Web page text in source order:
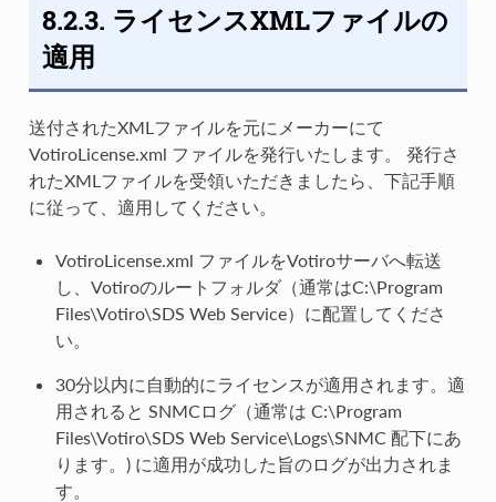
8.2.3. ライセンスXMLファイルの
適用
送付されたXMLファイルを元にメーカーにて
VotiroLicense.xml ファイルを発行いたします。 発行さ
れたXMLファイルを受領いただきましたら、下記手順
に従って、適用してください。
VotiroLicense.xml ファイルをVotiroサーバへ転送
し、Votiroのルートフォルダ（通常はC:\Program
Files\Votiro\SDS Web Service）に配置してくださ
い。
30分以内に自動的にライセンスが適用されます。適
用されると SNMCログ（通常は C:\Program
Files\Votiro\SDS Web Service\Logs\SNMC 配下にあ
ります。) に適用が成功した旨のログが出力されま
す。